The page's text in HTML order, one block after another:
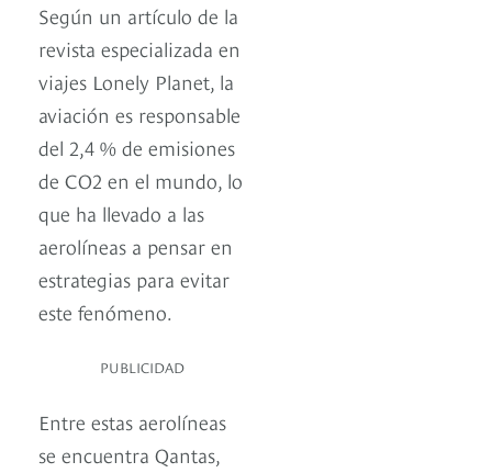
Según un artículo de la
revista especializada en
viajes Lonely Planet, la
aviación es responsable
del 2,4 % de emisiones
de CO2 en el mundo, lo
que ha llevado a las
aerolíneas a pensar en
estrategias para evitar
este fenómeno.
PUBLICIDAD
Entre estas aerolíneas
se encuentra Qantas,